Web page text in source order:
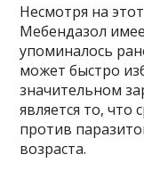
Несмотря на
Мебендазол
упоминалось
может быстро
значительном
является то, что
против
возраста.